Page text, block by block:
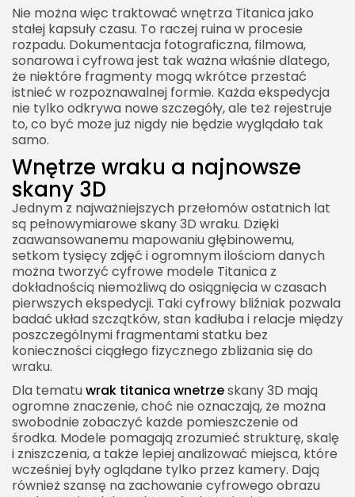
Nie można więc traktować wnętrza Titanica jako
stałej kapsuły czasu. To raczej ruina w procesie
rozpadu. Dokumentacja fotograficzna, filmowa,
sonarowa i cyfrowa jest tak ważna właśnie dlatego,
że niektóre fragmenty mogą wkrótce przestać
istnieć w rozpoznawalnej formie. Każda ekspedycja
nie tylko odkrywa nowe szczegóły, ale też rejestruje
to, co być może już nigdy nie będzie wyglądało tak
samo.
Wnętrze wraku a najnowsze
skany 3D
Jednym z najważniejszych przełomów ostatnich lat
są pełnowymiarowe skany 3D wraku. Dzięki
zaawansowanemu mapowaniu głębinowemu,
setkom tysięcy zdjęć i ogromnym ilościom danych
można tworzyć cyfrowe modele Titanica z
dokładnością niemożliwą do osiągnięcia w czasach
pierwszych ekspedycji. Taki cyfrowy bliźniak pozwala
badać układ szczątków, stan kadłuba i relacje między
poszczególnymi fragmentami statku bez
konieczności ciągłego fizycznego zbliżania się do
wraku.
Dla tematuwrak titanica wnetrzeskany 3D mają
ogromne znaczenie, choć nie oznaczają, że można
swobodnie zobaczyć każde pomieszczenie od
środka. Modele pomagają zrozumieć strukturę, skalę
i zniszczenia, a także lepiej analizować miejsca, które
wcześniej były oglądane tylko przez kamery. Dają
również szansę na zachowanie cyfrowego obrazu